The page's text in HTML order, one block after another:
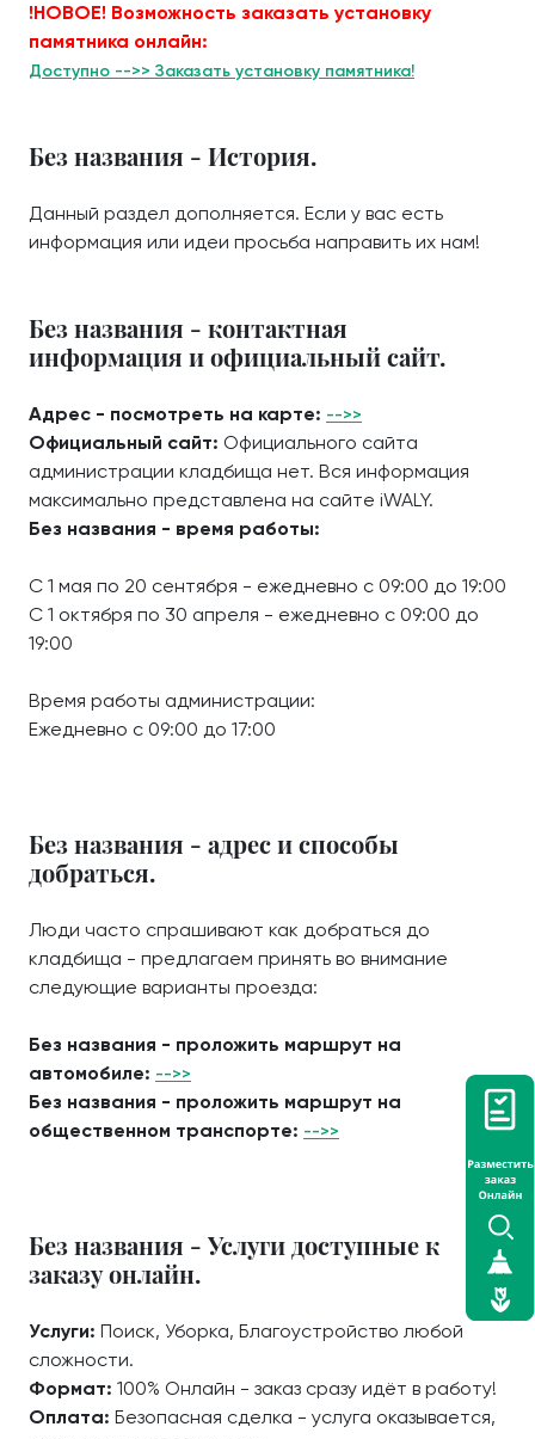
!НОВОЕ! Возможность заказать установку
памятника онлайн:
Доступно -->> Заказать установку памятника!
Без названия - История.
Данный раздел дополняется. Если у вас есть
информация или идеи просьба направить их нам!
Без названия - контактная
информация и официальный сайт.
Адрес - посмотреть на карте: -->>
Официальный сайт: Официального сайта
администрации кладбища нет. Вся информация
максимально представлена на сайте iWALY.
Без названия - время работы:
С 1 мая по 20 сентября - ежедневно с 09:00 до 19:00
С 1 октября по 30 апреля - ежедневно с 09:00 до
19:00
Время работы администрации:
Ежедневно с 09:00 до 17:00
Без названия - адрес и способы
добраться.
Люди часто спрашивают как добраться до
кладбища - предлагаем принять во внимание
следующие варианты проезда:
Без названия - проложить маршрут на
автомобиле: -->>
Без названия - проложить маршрут на
общественном транспорте: -->>
Без названия - Услуги доступные к
заказу онлайн.
Услуги: Поиск, Уборка, Благоустройство любой
сложности.
Формат: 100% Онлайн - заказ сразу идёт в работу!
Оплата: Безопасная сделка - услуга оказывается,